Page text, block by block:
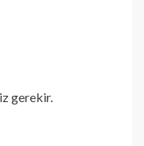
gerekir.